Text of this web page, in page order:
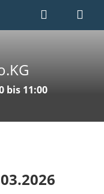
bis 11:00